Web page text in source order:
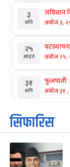
३
शनि
संविधान
असोज ३,
२५
आइत असोज २५,
३१
शनि
फूलपाती
असोज ३१ ,
१
आइत
कार्तिक
कार्तिक १,
३
मंगल
महानवमी
कार्तिक ३,
सिफारिस